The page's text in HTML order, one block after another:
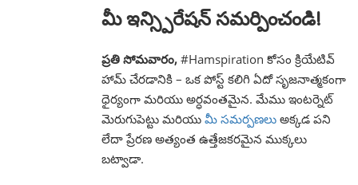
మీ ఇన్స్పిరేషన్ సమర్పించండి!
ప్రతి సోమవారం, #Hamspiration కోసం క్రియేటివ్
హామ్ చేరడానికి – ఒక పోస్ట్ కలిగి ఏదో సృజనాత్మకంగా
ధైర్యంగా మరియు అర్ధవంతమైన. మేము ఇంటర్నెట్
మెరుగుపెట్టు మరియు మీ సమర్పణలు అక్కడ పని
లేదా ప్రేరణ అత్యంత ఉత్తేజకరమైన ముక్కలు
బట్వాడా.